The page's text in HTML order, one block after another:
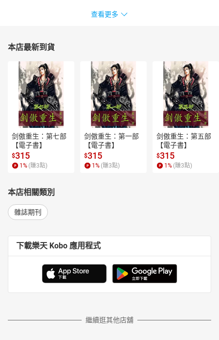
查看更多
本店最新到貨
剑傲重生：第七部
【電子書】
$315
1 % (賺3點)
剑傲重生：第一部
【電子書】
$315
1 % (賺3點)
剑傲重生：第五部
【電子書】
$315
1 % (賺3點)
本店相關類別
雜誌期刊
下載樂天 Kobo 應用程式
繼續逛其他店舖